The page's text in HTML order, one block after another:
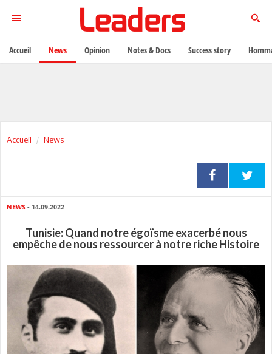
Accueil News
NEWS - 14.09.2022
Tunisie: Quand notre égoïsme exacerbé nous
empêche de nous ressourcer à notre riche Histoire
Accueil News Opinion Notes & Docs Success story